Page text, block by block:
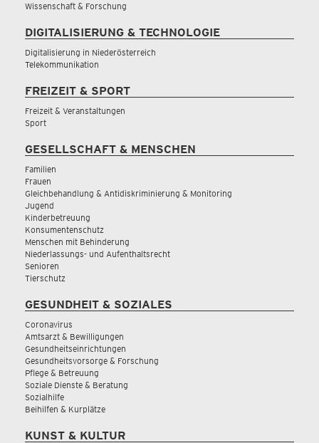
Wissenschaft & Forschung
DIGITALISIERUNG & TECHNOLOGIE
Digitalisierung in Niederösterreich
Telekommunikation
FREIZEIT & SPORT
Freizeit & Veranstaltungen
Sport
GESELLSCHAFT & MENSCHEN
Familien
Frauen
Gleichbehandlung & Antidiskriminierung & Monitoring
Jugend
Kinderbetreuung
Konsumentenschutz
Menschen mit Behinderung
Niederlassungs- und Aufenthaltsrecht
Senioren
Tierschutz
GESUNDHEIT & SOZIALES
Coronavirus
Amtsarzt & Bewilligungen
Gesundheitseinrichtungen
Gesundheitsvorsorge & Forschung
Pflege & Betreuung
Soziale Dienste & Beratung
Sozialhilfe
Beihilfen & Kurplätze
KUNST & KULTUR